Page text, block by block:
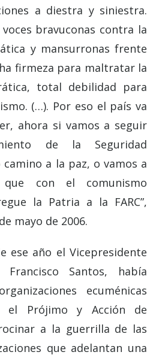
a diestra y siniestra.
voces bravuconas contra la
y mansurronas frente
firmeza para maltratar la
total debilidad para
(…). Por eso el país va
ahora si vamos a seguir
de la Seguridad
a la paz, o vamos a
con el comunismo
la Patria a la FARC”,
mayo de 2006.
ese año el Vicepresidente
Santos, había
ecuménicas
el Prójimo y Acción de
a la guerrilla de las
que adelantan una